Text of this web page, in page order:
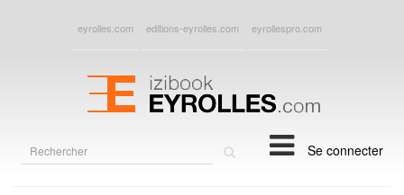
eyrolles.com editions-eyrolles.com eyrollespro.com
Se connecter